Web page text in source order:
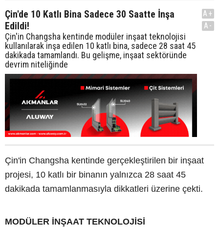
Çin'de 10 Katlı Bina Sadece 30 Saatte İnşa
Edildi!
Çin'in Changsha kentinde modüler inşaat teknolojisi
kullanılarak inşa edilen 10 katlı bina, sadece 28 saat 45
dakikada tamamlandı. Bu gelişme, inşaat sektöründe
devrim niteliğinde
A+
A-
Çin'in Changsha kentinde gerçekleştirilen bir inşaat
projesi, 10 katlı bir binanın yalnızca 28 saat 45
dakikada tamamlanmasıyla dikkatleri üzerine çekti.
MODÜLER İNŞAAT TEKNOLOJİSİ